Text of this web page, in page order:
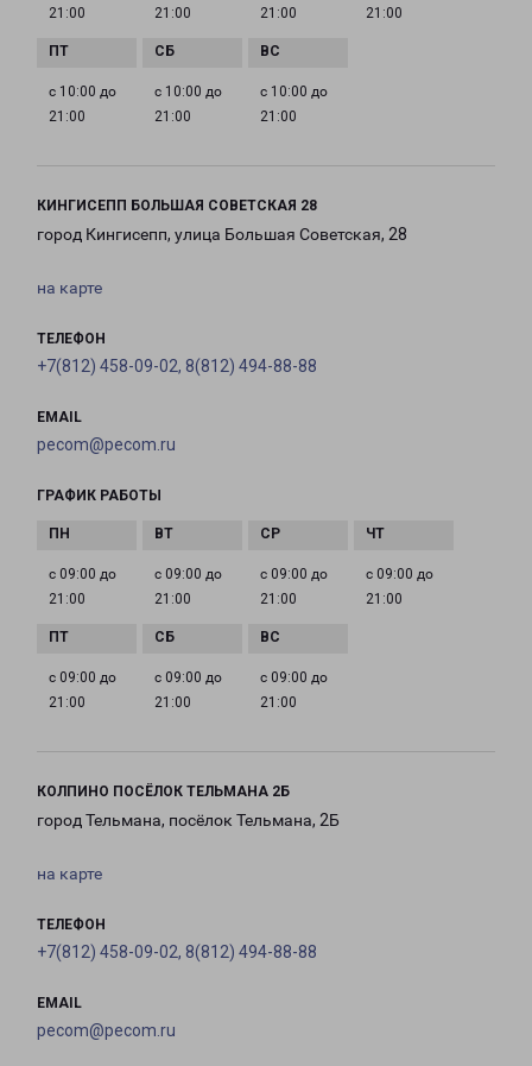
21:00 21:00 21:00 21:00
с 10:00 до
21:00
с 10:00 до
21:00
с 10:00 до
21:00
КИНГИСЕПП БОЛЬШАЯ СОВЕТСКАЯ 28
город Кингисепп, улица Большая Советская, 28
на карте
ТЕЛЕФОН
+7(812) 458-09-02, 8(812) 494-88-88
EMAIL
pecom@pecom.ru
ГРАФИК РАБОТЫ
с 09:00 до
21:00
с 09:00 до
21:00
с 09:00 до
21:00
с 09:00 до
21:00
с 09:00 до
21:00
с 09:00 до
21:00
с 09:00 до
21:00
КОЛПИНО ПОСЁЛОК ТЕЛЬМАНА 2Б
город Тельмана, посёлок Тельмана, 2Б
на карте
ТЕЛЕФОН
+7(812) 458-09-02, 8(812) 494-88-88
EMAIL
pecom@pecom.ru